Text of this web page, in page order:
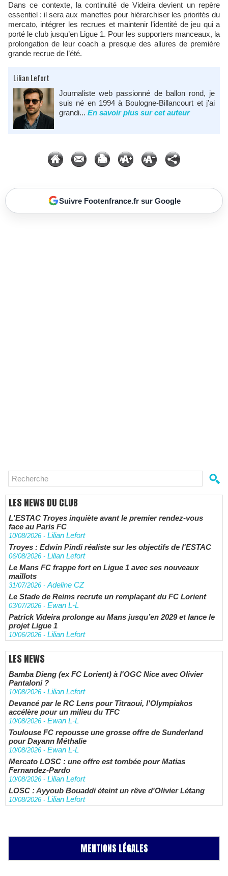
Dans ce contexte, la continuité de Videira devient un repère
essentiel : il sera aux manettes pour hiérarchiser les priorités du
mercato, intégrer les recrues et maintenir l’identité de jeu qui a
porté le club jusqu’en Ligue 1. Pour les supporters manceaux, la
prolongation de leur coach a presque des allures de première
grande recrue de l’été.
Lilian Lefort
Journaliste web passionné de ballon rond, je
suis né en 1994 à Boulogne-Billancourt et j’ai
grandi... En savoir plus sur cet auteur
Suivre Footenfrance.fr sur Google
LES NEWS DU CLUB
L'ESTAC Troyes inquiète avant le premier rendez-vous
face au Paris FC
10/08/2026 - Lilian Lefort
Troyes : Edwin Pindi réaliste sur les objectifs de l'ESTAC
06/08/2026 - Lilian Lefort
Le Mans FC frappe fort en Ligue 1 avec ses nouveaux
maillots
31/07/2026 -Adeline CZ
Le Stade de Reims recrute un remplaçant du FC Lorient
03/07/2026 - Ewan L-L
Patrick Videira prolonge au Mans jusqu’en 2029 et lance le
projet Ligue 1
10/06/2026 - Lilian Lefort
LES NEWS
Bamba Dieng (ex FC Lorient) à l'OGC Nice avec Olivier
Pantaloni ?
10/08/2026 - Lilian Lefort
Devancé par le RC Lens pour Titraoui, l'Olympiakos
accélère pour un milieu du TFC
10/08/2026 - Ewan L-L
Toulouse FC repousse une grosse offre de Sunderland
pour Dayann Méthalie
10/08/2026 - Ewan L-L
Mercato LOSC : une offre est tombée pour Matias
Fernandez-Pardo
10/08/2026 - Lilian Lefort
LOSC : Ayyoub Bouaddi éteint un rêve d'Olivier Létang
10/08/2026 - Lilian Lefort
MENTIONS LÉGALES